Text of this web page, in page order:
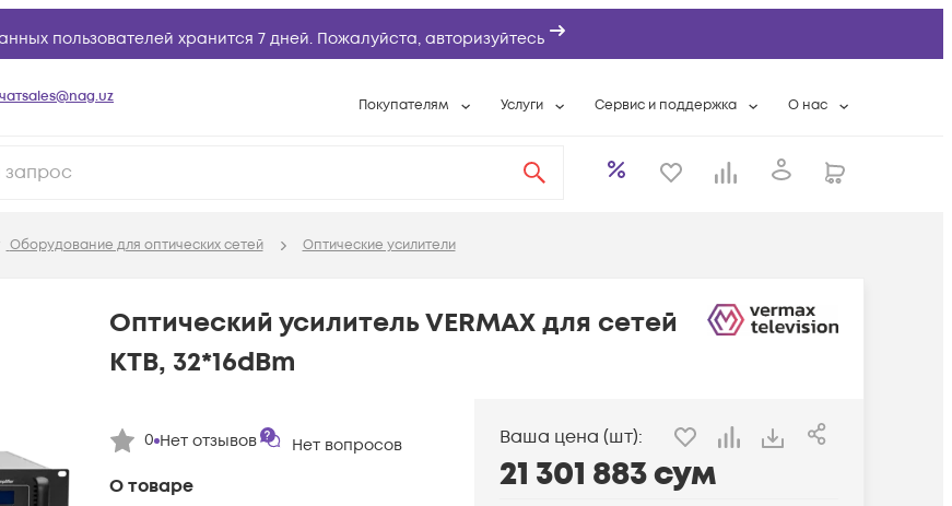
пользователей хранится 7 дней. Пожалуйста, авторизуйтесь
sales@nag.uz Покупателям
Вопросы и ответы
База знаний
Услуги
Расширенная гарантия
Сервис и поддержка
Разовые выездные работы
Условия оказания услуг
О нас
Контактная
Оборудование для оптических сетей Оптические усилители
О товаре
Оптический усилитель VERMAX для сетей
КТВ, 32*16dBm
0 Нет отзывов Нет вопросов Ваша цена (шт):
21 301 883сум